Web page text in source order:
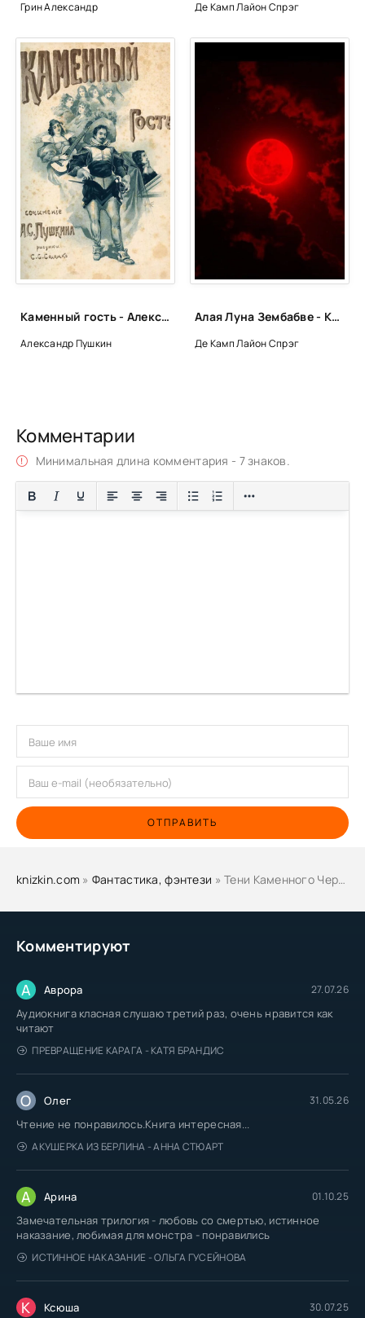
Комментируют
А Аврора 27.07.26
Аудиокнига класная слушаю третий раз, очень нравится как
читают
ПРЕВРАЩЕНИЕ КАРАГА - КАТЯ БРАНДИС
О Олег 31.05.26
Чтение не понравилось.Книга интересная...
АКУШЕРКА ИЗ БЕРЛИНА - АННА СТЮАРТ
А Арина 01.10.25
Замечательная трилогия - любовь со смертью, истинное
наказание, любимая для монстра - понравились
ИСТИННОЕ НАКАЗАНИЕ - ОЛЬГА ГУСЕЙНОВА
К Ксюша 30.07.25
Грин Александр Де Камп Лайон Спрэг
Каменный гость - Александр Пушкин
Александр Пушкин
Алая Луна Зембабве - Камп Де
Де Камп Лайон Спрэг
Комментарии
Минимальная длина комментария - 7 знаков.
ОТПРАВИТЬ
knizkin.com » Фантастика, фэнтези » Тени Каменного Черепа - Камп Де